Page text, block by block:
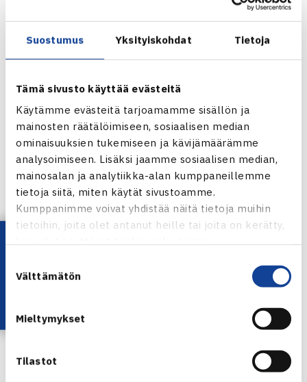
Suostumus Yksityiskohdat Tietoja
Tämä sivusto käyttää evästeitä
Käytämme evästeitä tarjoamamme sisällön ja
mainosten räätälöimiseen, sosiaalisen median
ominaisuuksien tukemiseen ja kävijämäärämme
analysoimiseen. Lisäksi jaamme sosiaalisen median,
mainosalan ja analytiikka-alan kumppaneillemme
tietoja siitä, miten käytät sivustoamme.
Kumppanimme voivat yhdistää näitä tietoja muihin
tietoihin, joita olet antanut heille tai joita on kerätty,
valinta
Välttämätön
Mieltymykset
Tilastot
kierrokselle turnauksessa 13. sijoitetun USA:n Shelly
th
Porsche Junior Team Finlandin Otto Virtanen
jatkaa
pelejään Euroopan kentillä. Viime viikolla Virtanen taisteli
itsensä Slovakiassa puolivälieriin. Virtanen osallistuu RPM
Junior Openiin Tsekeissä. Viidenneksi turnauksessa
sijoitettu Virtanen aloittaa turnauksen toiselta
kierrokselta.
RPM Junior Open, Tsekki
Myös Porsche Junior Teamia edustava
Laura Hietaranta
on avannut kautensa Tennis Europen kansainvälisessä
junioriturnauksessa Boltonissa, Englannissa. Hietaranta
saa pääsarjan 3. kierroksella vastaansa ranskalaisen
Lataa OmaTennis!